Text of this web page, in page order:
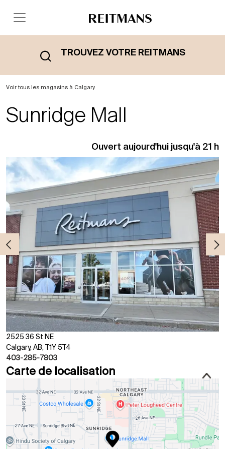
TROUVEZ VOTRE REITMANS
Voir tous les magasins à Calgary
Sunridge Mall
2525 36 St NE
Calgary, AB, T1Y 5T4
403-285-7803
Carte de localisation
Ouvert aujourd'hui jusqu'à 21 h